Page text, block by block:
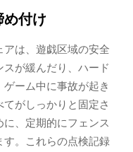
付け
は、遊戯区域の安全
が緩んだり、ハード
ーム中に事故が起き
がしっかりと固定さ
、定期的にフェンス
す。これらの点検記録